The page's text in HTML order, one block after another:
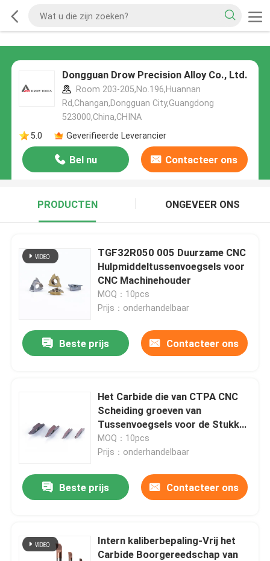
Dongguan Drow Precision Alloy Co., Ltd.
Room 203-205,No.196,Huannan
Rd,Changan,Dongguan City,Guangdong
523000,China,CHINA
5.0
Geverifieerde Leverancier
Bel nu Contacteer ons
PRODUCTEN ONGEVEER ONS
TGF32R050 005 Duurzame CNC
Hulpmiddeltussenvoegsels voor
CNC Machinehouder
MOQ：10pcs
Prijs：onderhandelbaar
Beste prijs Contacteer ons
Het Carbide die van CTPA CNC
Scheiding groeven van
Tussenvoegsels voor de Stukken
van het Verwerkingsstaal
MOQ：10pcs
Prijs：onderhandelbaar
Beste prijs Contacteer ons
Intern kaliberbepaling-Vrij het
Carbide Boorgereedschap van